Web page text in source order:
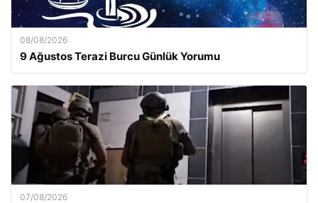
08/08/2026
9 Ağustos Terazi Burcu Günlük Yorumu
07/08/2026